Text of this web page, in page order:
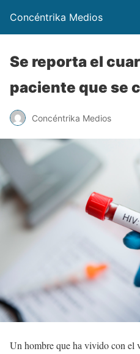
Concéntrika Medios
Se reporta el
paciente que se
Concéntrika Medios
Un hombre que ha vivido con el